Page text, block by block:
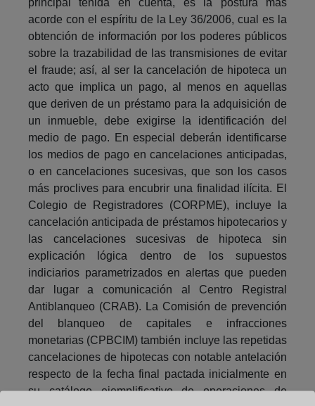
principal tenida en cuenta, es la postura más
acorde con el espíritu de la Ley 36/2006, cual es la
obtención de información por los poderes públicos
sobre la trazabilidad de las transmisiones de evitar
el fraude; así, al ser la cancelación de hipoteca un
acto que implica un pago, al menos en aquellas
que deriven de un préstamo para la adquisición de
un inmueble, debe exigirse la identificación del
medio de pago. En especial deberán identificarse
los medios de pago en cancelaciones anticipadas,
o en cancelaciones sucesivas, que son los casos
más proclives para encubrir una finalidad ilícita. El
Colegio de Registradores (CORPME), incluye la
cancelación anticipada de préstamos hipotecarios y
las cancelaciones sucesivas de hipoteca sin
explicación lógica dentro de los supuestos
indiciarios parametrizados en alertas que pueden
dar lugar a comunicación al Centro Registral
Antiblanqueo (CRAB). La Comisión de prevención
del blanqueo de capitales e infracciones
monetarias (CPBCIM) también incluye las repetidas
cancelaciones de hipotecas con notable antelación
respecto de la fecha final pactada inicialmente en
su catálogo ejemplificativo de operaciones de